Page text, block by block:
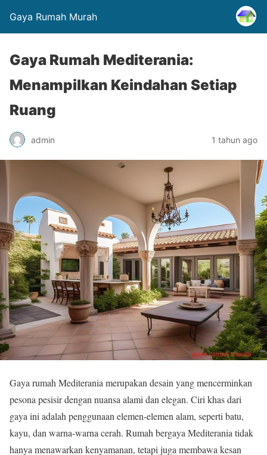
Gaya Rumah Murah
Gaya Rumah Mediterania:
Menampilkan Keindahan Setiap
Ruang
admin 1 tahun ago
Gaya rumah Mediterania merupakan desain yang mencerminkan
pesona pesisir dengan nuansa alami dan elegan. Ciri khas dari
gaya ini adalah penggunaan elemen-elemen alam, seperti batu,
kayu, dan warna-warna cerah. Rumah bergaya Mediterania tidak
hanya menawarkan kenyamanan, tetapi juga membawa kesan